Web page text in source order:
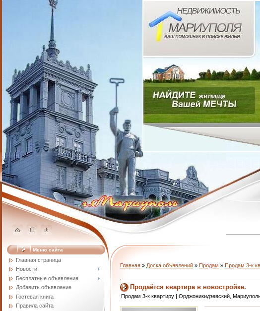
Меню сайта
Главная страница
Новости
Бесплатные объявления
Добавить объявление
Гостевая книга
Правила сайта
Главная » Доска объявлений » Продам » Продам 3-к
Продаётся квартира в новостройке.
Продам 3-к квартиру | Орджоникидзевский,